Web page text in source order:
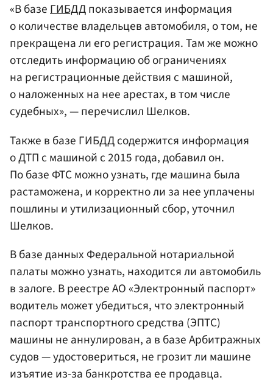
«В базеГИБДДпоказывается информация
о количестве владельцев автомобиля, о том, не
прекращена ли его регистрация. Там же можно
отследить информацию об ограничениях
на регистрационные действия с машиной,
о наложенных на нее арестах, в том числе
судебных», — перечислил Шелков.
Также в базе ГИБДД содержится информация
о ДТП с машиной с 2015 года, добавил он.
По базе ФТС можно узнать, где машина была
растаможена, и корректно ли за нее уплачены
пошлины и утилизационный сбор, уточнил
Шелков.
В базе данных Федеральной нотариальной
палаты можно узнать, находится ли автомобиль
в залоге. В реестре АО «Электронный паспорт»
водитель может убедиться, что электронный
паспорт транспортного средства (ЭПТС)
машины не аннулирован, а в базе Арбитражных
судов — удостовериться, не грозит ли машине
изъятие из-за банкротства ее продавца.